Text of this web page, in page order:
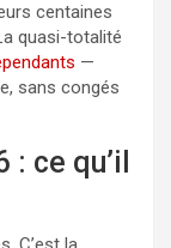
centaines
quasi-totalité
—
sans congés
ce qu’il